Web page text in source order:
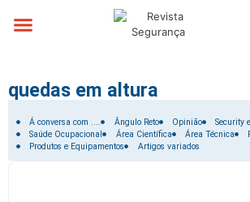
quedas em altura
Filtrar por:
Á conversa com .... Ângulo Reto Opinião
Security
Saúde Ocupacional
Área Científica Área Técnica
Produtos e Equipamentos
Artigos variados